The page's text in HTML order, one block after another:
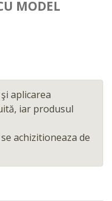
MODEL
aplicarea
iar produsul
achizitioneaza de